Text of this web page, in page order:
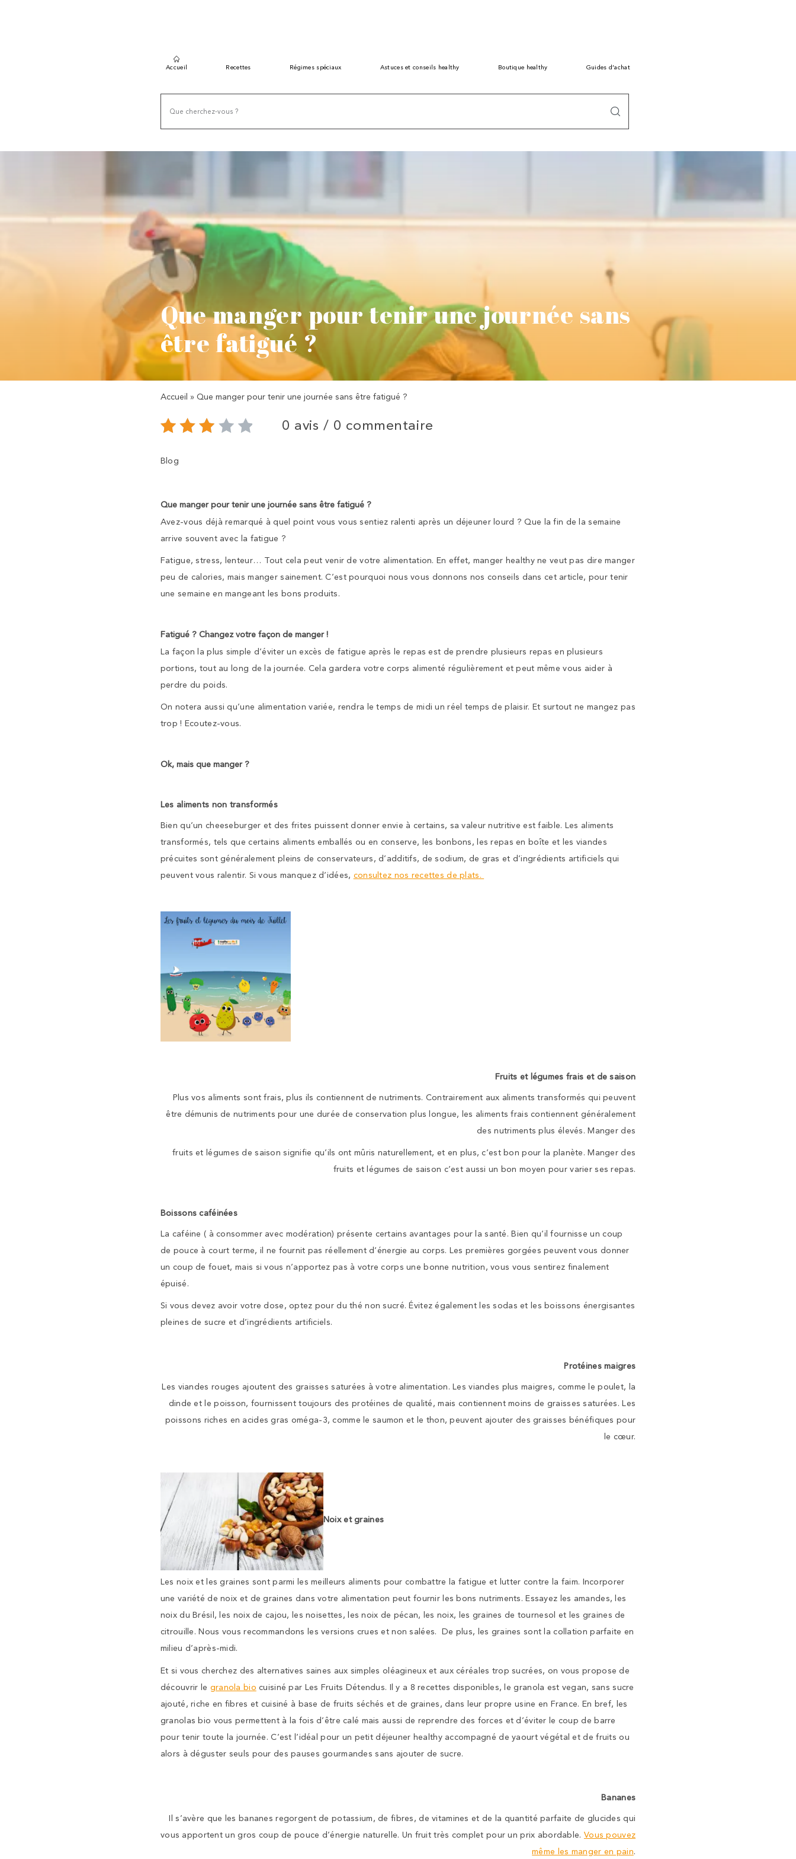
Accueil Recettes Régimes spéciaux Astuces et conseils healthy Boutique healthy Guides d’achat
Que manger pour tenir une journée sans
être fatigué ?
Accueil » Que manger pour tenir une journée sans être fatigué ?
0 avis / 0 commentaire
Blog
Que manger pour tenir une journée sans être fatigué ?
Avez-vous déjà remarqué à quel point vous vous sentiez ralenti après un déjeuner lourd ? Que la fin de la semaine
arrive souvent avec la fatigue ?
Fatigue, stress, lenteur… Tout cela peut venir de votre alimentation. En effet, manger healthy ne veut pas dire manger
peu de calories, mais manger sainement. C’est pourquoi nous vous donnons nos conseils dans cet article, pour tenir
une semaine en mangeant les bons produits.
Fatigué ? Changez votre façon de manger !
La façon la plus simple d’éviter un excès de fatigue après le repas est de prendre plusieurs repas en plusieurs
portions, tout au long de la journée. Cela gardera votre corps alimenté régulièrement et peut même vous aider à
perdre du poids.
On notera aussi qu’une alimentation variée, rendra le temps de midi un réel temps de plaisir. Et surtout ne mangez pas
trop ! Ecoutez-vous.
Ok, mais que manger ?
Les aliments non transformés
Bien qu’un cheeseburger et des frites puissent donner envie à certains, sa valeur nutritive est faible. Les aliments
transformés, tels que certains aliments emballés ou en conserve, les bonbons, les repas en boîte et les viandes
précuites sont généralement pleins de conservateurs, d’additifs, de sodium, de gras et d’ingrédients artificiels qui
peuvent vous ralentir. Si vous manquez d’idées, consultez nos recettes de plats.
Fruits et légumes frais et de saison
Plus vos aliments sont frais, plus ils contiennent de nutriments. Contrairement aux aliments transformés qui peuvent
être démunis de nutriments pour une durée de conservation plus longue, les aliments frais contiennent généralement
des nutriments plus élevés. Manger des
fruits et légumes de saison signifie qu’ils ont mûris naturellement, et en plus, c’est bon pour la planète. Manger des
fruits et légumes de saison c’est aussi un bon moyen pour varier ses repas.
Boissons caféinées
La caféine ( à consommer avec modération) présente certains avantages pour la santé. Bien qu’il fournisse un coup
de pouce à court terme, il ne fournit pas réellement d’énergie au corps. Les premières gorgées peuvent vous donner
un coup de fouet, mais si vous n’apportez pas à votre corps une bonne nutrition, vous vous sentirez finalement
épuisé.
Si vous devez avoir votre dose, optez pour du thé non sucré. Évitez également les sodas et les boissons énergisantes
pleines de sucre et d’ingrédients artificiels.
Protéines maigres
Les viandes rouges ajoutent des graisses saturées à votre alimentation. Les viandes plus maigres, comme le poulet, la
dinde et le poisson, fournissent toujours des protéines de qualité, mais contiennent moins de graisses saturées. Les
poissons riches en acides gras oméga-3, comme le saumon et le thon, peuvent ajouter des graisses bénéfiques pour
le cœur.
Noix et graines
Les noix et les graines sont parmi les meilleurs aliments pour combattre la fatigue et lutter contre la faim. Incorporer
une variété de noix et de graines dans votre alimentation peut fournir les bons nutriments. Essayez les amandes, les
noix du Brésil, les noix de cajou, les noisettes, les noix de pécan, les noix, les graines de tournesol et les graines de
citrouille. Nous vous recommandons les versions crues et non salées. De plus, les graines sont la collation parfaite en
milieu d’après-midi.
Et si vous cherchez des alternatives saines aux simples oléagineux et aux céréales trop sucrées, on vous propose de
découvrir le granola bio cuisiné par Les Fruits Détendus. Il y a 8 recettes disponibles, le granola est vegan, sans sucre
ajouté, riche en fibres et cuisiné à base de fruits séchés et de graines, dans leur propre usine en France. En bref, les
granolas bio vous permettent à la fois d’être calé mais aussi de reprendre des forces et d’éviter le coup de barre
pour tenir toute la journée. C’est l’idéal pour un petit déjeuner healthy accompagné de yaourt végétal et de fruits ou
alors à déguster seuls pour des pauses gourmandes sans ajouter de sucre.
Bananes
Il s’avère que les bananes regorgent de potassium, de fibres, de vitamines et de la quantité parfaite de glucides qui
vous apportent un gros coup de pouce d’énergie naturelle. Un fruit très complet pour un prix abordable. Vous pouvez
même les manger en pain.